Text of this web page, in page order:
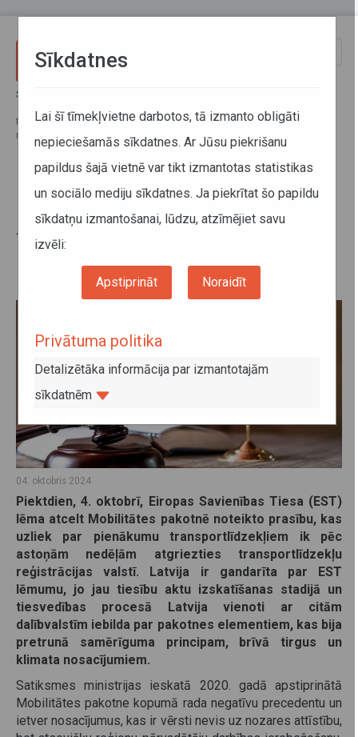
Sākums
transportlīdzekļu atgriešanos reģistrācijas valstī ik pēc astoņām
nedēļām
Eiropas Savienības Tiesa atceļ
Mobilitātes pakotnes prasību par
transportlīdzekļu atgriešanos
reģistrācijas valstī ik pēc astoņām
nedēļām
04. oktobris 2024
Piektdien, 4. oktobrī, Eiropas Savienības Tiesa (EST)
lēma atcelt Mobilitātes pakotnē noteikto prasību, kas
uzliek par pienākumu transportlīdzekļiem ik pēc
astoņām nedēļām atgriezties transportlīdzekļu
reģistrācijas valstī. Latvija ir gandarīta par EST
lēmumu, jo jau tiesību aktu izskatīšanas stadijā un
tiesvedības procesā Latvija vienoti ar citām
dalībvalstīm iebilda par pakotnes elementiem, kas bija
pretrunā samērīguma principam, brīvā tirgus un
klimata nosacījumiem.
Satiksmes ministrijas ieskatā 2020. gadā apstiprinātā
Mobilitātes pakotne kopumā rada negatīvu precedentu un
ietver nosacījumus, kas ir vērsti nevis uz nozares attīstību,
Sīkdatnes
Lai šī tīmekļvietne darbotos, tā izmanto obligāti
nepieciešamās sīkdatnes. Ar Jūsu piekrišanu
papildus šajā vietnē var tikt izmantotas statistikas
un sociālo mediju sīkdatnes. Ja piekrītat šo papildu
sīkdatņu izmantošanai, lūdzu, atzīmējiet savu
izvēli:
Apstiprināt Noraidīt
Privātuma politika
Detalizētāka informācija par izmantotajām
sīkdatnēm